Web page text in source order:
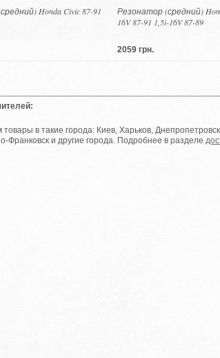
Honda Civic 87-91
Резонатор (средний)
16V 87-91 1,5i-16V 87-89
2059 грн.
в такие города: Киев, Харьков,
Франковск и другие города. Подробнее в разделе